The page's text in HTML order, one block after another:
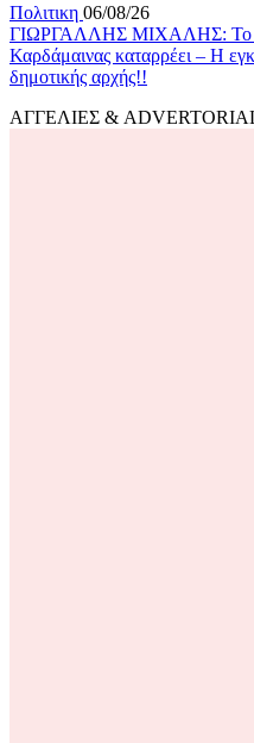
Πολιτικη 06/08/26
ΓΙΩΡΓΑΛΛΗΣ ΜΙΧΑΛΗΣ: Το
Καρδάμαινας καταρρέει – Η
δημοτικής αρχής!!
ΑΓΓΕΛΙΕΣ &